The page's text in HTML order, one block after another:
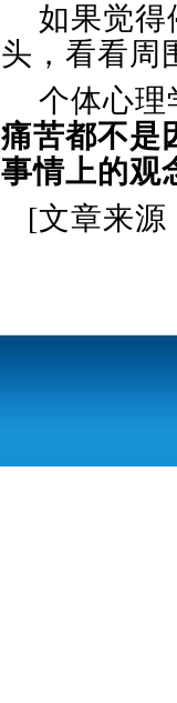
如果觉得
头，看看周
个体心理
痛苦都不是
事情上的观
[文章来